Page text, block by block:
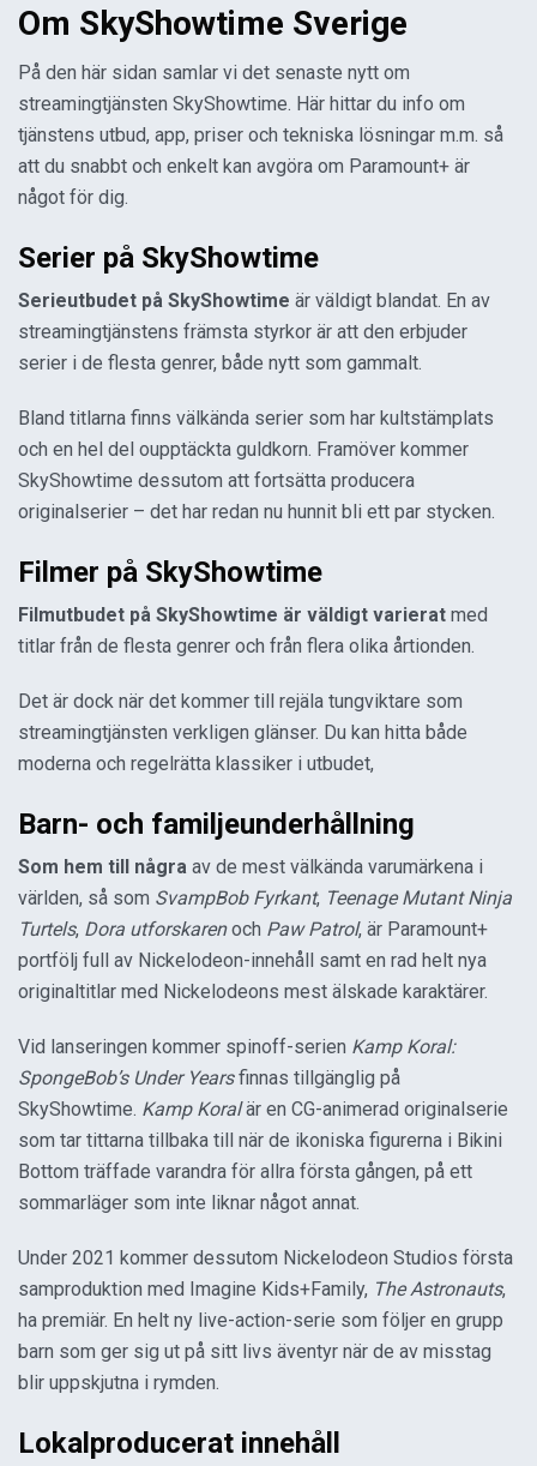
Om SkyShowtime Sverige
På den här sidan samlar vi det senaste nytt om
streamingtjänsten SkyShowtime. Här hittar du info om
tjänstens utbud, app, priser och tekniska lösningar m.m. så
att du snabbt och enkelt kan avgöra om Paramount+ är
något för dig.
Serier på SkyShowtime
Serieutbudet på SkyShowtime är väldigt blandat. En av
streamingtjänstens främsta styrkor är att den erbjuder
serier i de flesta genrer, både nytt som gammalt.
Bland titlarna finns välkända serier som har kultstämplats
och en hel del oupptäckta guldkorn. Framöver kommer
SkyShowtime dessutom att fortsätta producera
originalserier – det har redan nu hunnit bli ett par stycken.
Filmer på SkyShowtime
Filmutbudet på SkyShowtime är väldigt varierat med
titlar från de flesta genrer och från flera olika årtionden.
Det är dock när det kommer till rejäla tungviktare som
streamingtjänsten verkligen glänser. Du kan hitta både
moderna och regelrätta klassiker i utbudet,
Barn- och familjeunderhållning
Som hem till några av de mest välkända varumärkena i
världen, så som SvampBob Fyrkant, Teenage Mutant Ninja
Turtels, Dora utforskarenoch Paw Patrol, är Paramount+
portfölj full av Nickelodeon-innehåll samt en rad helt nya
originaltitlar med Nickelodeons mest älskade karaktärer.
Vid lanseringen kommer spinoff-serien Kamp Koral:
SpongeBob’s Under Yearsfinnas tillgänglig på
SkyShowtime. Kamp Koralär en CG-animerad originalserie
som tar tittarna tillbaka till när de ikoniska figurerna i Bikini
Bottom träffade varandra för allra första gången, på ett
sommarläger som inte liknar något annat.
Under 2021 kommer dessutom Nickelodeon Studios första
samproduktion med Imagine Kids+Family, The Astronauts,
ha premiär. En helt ny live-action-serie som följer en grupp
barn som ger sig ut på sitt livs äventyr när de av misstag
blir uppskjutna i rymden.
Lokalproducerat innehåll